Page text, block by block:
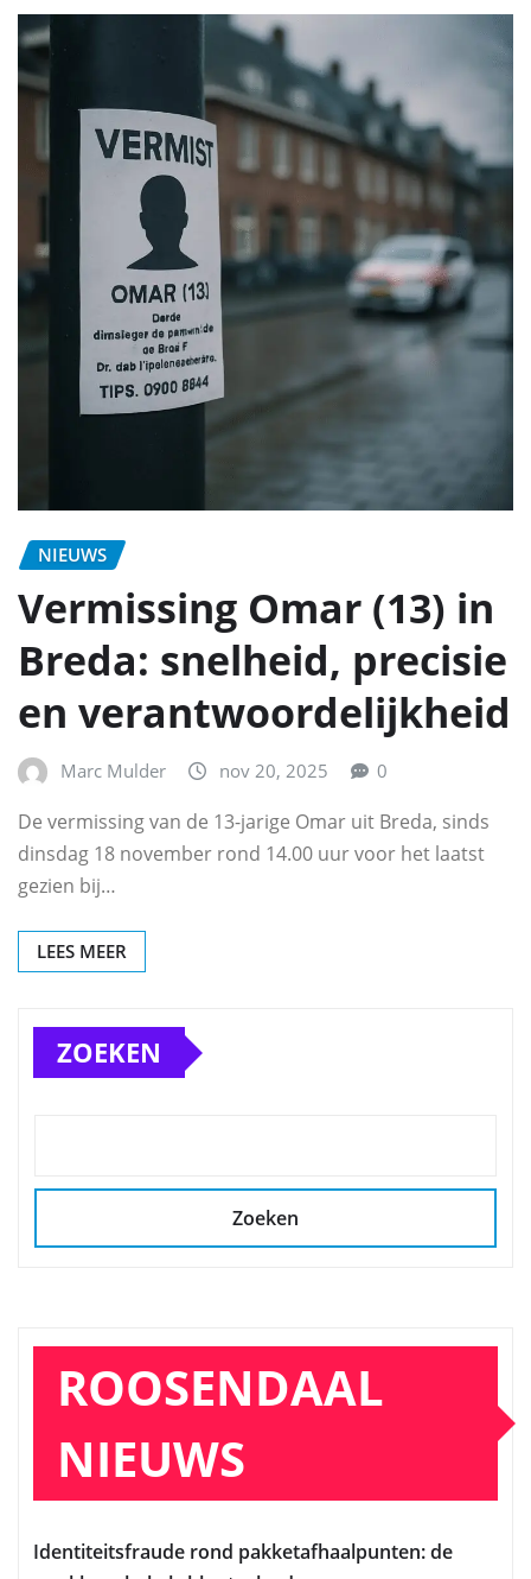
NIEUWS
Vermissing Omar (13) in
Breda: snelheid, precisie
en verantwoordelijkheid
Marc Mulder nov 20, 2025 0
De vermissing van de 13-jarige Omar uit Breda, sinds
dinsdag 18 november rond 14.00 uur voor het laatst
gezien bij…
LEES MEER
ZOEKEN
Zoeken
ROOSENDAAL
NIEUWS
Identiteitsfraude rond pakketafhaalpunten: de